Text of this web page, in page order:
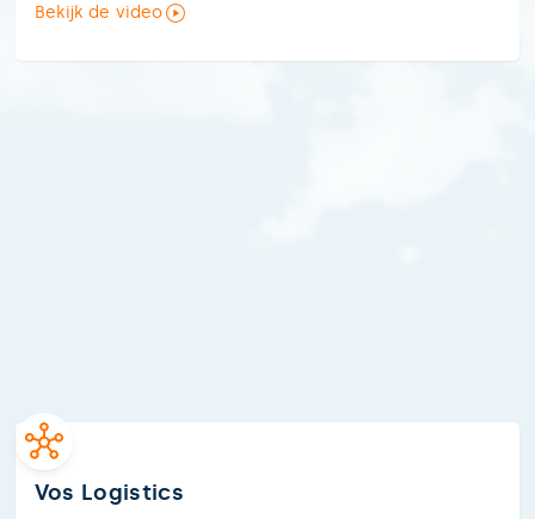
Bekijk de video
Vos Logistics